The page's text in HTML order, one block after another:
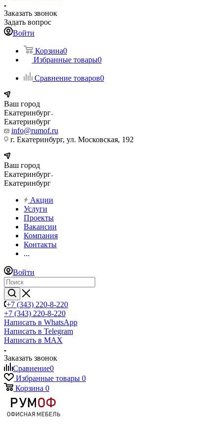
Заказать звонок
Задать вопрос
Войти
Корзина0
Избранные товары0
Сравнение товаров0
Ваш город
Екатеринбург
Екатеринбург
info@rumof.ru
г. Екатеринбург, ул. Московская, 192
Ваш город
Екатеринбург
Екатеринбург
Акции
Услуги
Проекты
Вакансии
Компания
Контакты
...
Войти
+7 (343) 220-8-220
+7 (343) 220-8-220
Написать в WhatsApp
Написать в Telegram
Написать в MAX
Заказать звонок
Сравнение0
Избранные товары 0
Корзина 0